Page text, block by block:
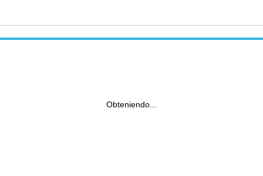
Obteniendo...